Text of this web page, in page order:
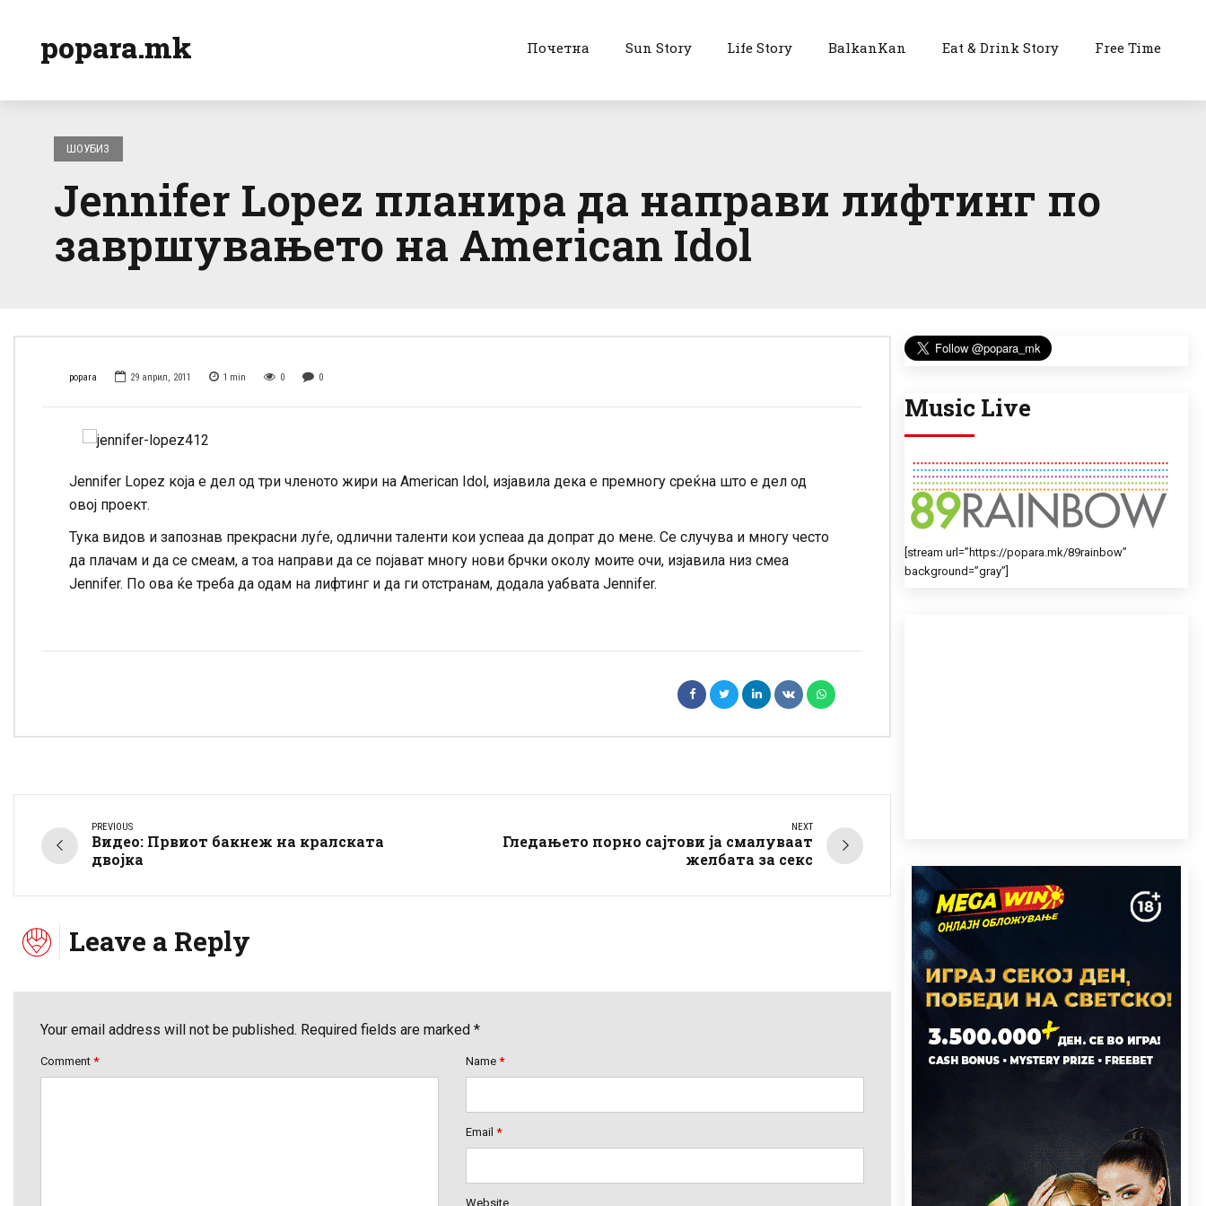
popara.mk Почетна Sun Story Life Story BalkanKan Eat & Drink Story Free Time
ШОУБИЗ
Jennifer Lopez планира да направи лифтинг по
завршувањето на American Idol
popara 29 април, 2011 1 min 0 0
Jennifer Lopez која е дел од три членото жири на American Idol, изјавила дека е премногу среќна што е дел од
овој проект.
Тука видов и запознав прекрасни луѓе, одлични таленти кои успеаа да допрат до мене. Се случува и многу често
да плачам и да се смеам, а тоа направи да се појават многу нови брчки околу моите очи, изјавила низ смеа
Jennifer. По ова ќе треба да одам на лифтинг и да ги отстранам, додала уабвата Jennifer.
PREVIOUS
Видео: Првиот бакнеж на кралската
двојка
NEXT
Гледањето порно сајтови ја смалуваат
желбата за секс
Leave a Reply
Your email address will not be published. Required fields are marked *
Comment * Name *
Email *
Website
Music Live
[stream url=”https://popara.mk/89rainbow”
background=”gray”]